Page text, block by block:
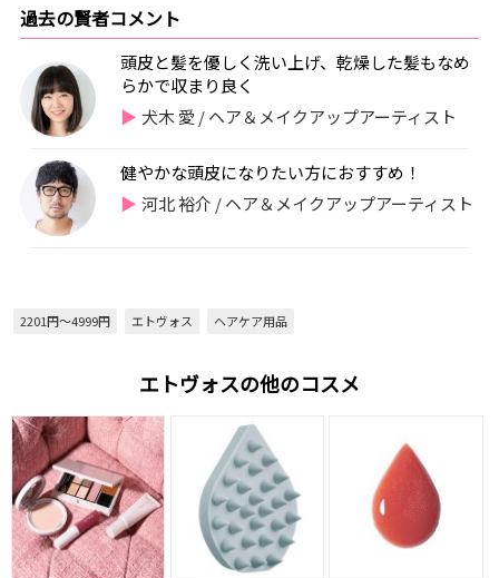
過去の賢者コメント
頭皮と髪を優しく洗い上げ、乾燥した髪もなめ
らかで収まり良く
犬木 愛 / ヘア＆メイクアップアーティスト
健やかな頭皮になりたい方におすすめ！
河北 裕介 / ヘア＆メイクアップアーティスト
2201円～4999円 エトヴォス ヘアケア用品
エトヴォスの他のコスメ